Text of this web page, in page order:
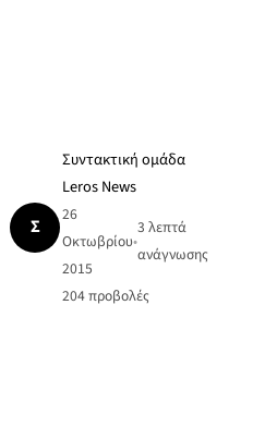
Σ
Συντακτική ομάδα
Leros News
26
Οκτωβρίου
2015
•
3 λεπτά
ανάγνωσης
204προβολές